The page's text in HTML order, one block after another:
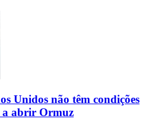
Unidos não têm condições
abrir Ormuz